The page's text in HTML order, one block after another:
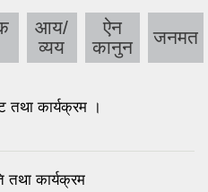
आय/
व्यय
ऐन
कानुन
जनमत
तथा कार्यक्रम ।
तथा कार्यक्रम